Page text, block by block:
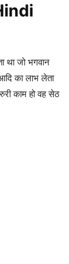
था जो भगवान
का लाभ लेता
काम हो वह सेठ